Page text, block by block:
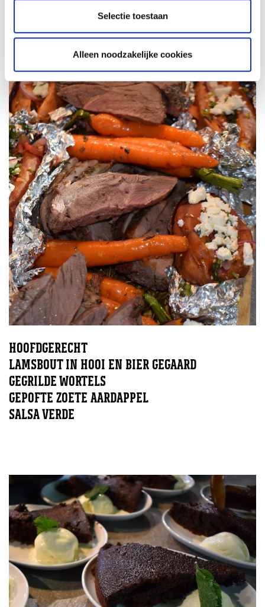
Selectie toestaan
Alleen noodzakelijke cookies
BIERBOSTELBROOD
ZELFGEMAAKTE SAUSJES
HOOFDGERECHT
LAMSBOUT IN HOOI EN BIER GEGAARD
GEGRILDE WORTELS
GEPOFTE ZOETE AARDAPPEL
SALSA VERDE